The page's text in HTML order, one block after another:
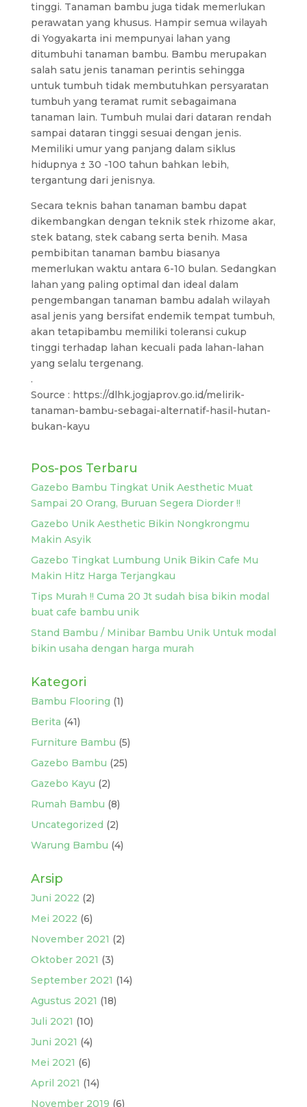
tinggi. Tanaman bambu juga tidak memerlukan
perawatan yang khusus. Hampir semua wilayah
di Yogyakarta ini mempunyai lahan yang
ditumbuhi tanaman bambu. Bambu merupakan
salah satu jenis tanaman perintis sehingga
untuk tumbuh tidak membutuhkan persyaratan
tumbuh yang teramat rumit sebagaimana
tanaman lain. Tumbuh mulai dari dataran rendah
sampai dataran tinggi sesuai dengan jenis.
Memiliki umur yang panjang dalam siklus
hidupnya ± 30 -100 tahun bahkan lebih,
tergantung dari jenisnya.
Secara teknis bahan tanaman bambu dapat
dikembangkan dengan teknik stek rhizome akar,
stek batang, stek cabang serta benih. Masa
pembibitan tanaman bambu biasanya
memerlukan waktu antara 6-10 bulan. Sedangkan
lahan yang paling optimal dan ideal dalam
pengembangan tanaman bambu adalah wilayah
asal jenis yang bersifat endemik tempat tumbuh,
akan tetapibambu memiliki toleransi cukup
tinggi terhadap lahan kecuali pada lahan-lahan
yang selalu tergenang.
.
Source : https://dlhk.jogjaprov.go.id/melirik-
tanaman-bambu-sebagai-alternatif-hasil-hutan-
bukan-kayu
Pos-pos Terbaru
Gazebo Bambu Tingkat Unik Aesthetic Muat
Sampai 20 Orang, Buruan Segera Diorder !!
Gazebo Unik Aesthetic Bikin Nongkrongmu
Makin Asyik
Gazebo Tingkat Lumbung Unik Bikin Cafe Mu
Makin Hitz Harga Terjangkau
Tips Murah !! Cuma 20 Jt sudah bisa bikin modal
buat cafe bambu unik
Stand Bambu / Minibar Bambu Unik Untuk modal
bikin usaha dengan harga murah
Kategori
Bambu Flooring (1)
Berita (41)
Furniture Bambu (5)
Gazebo Bambu (25)
Gazebo Kayu (2)
Rumah Bambu (8)
Uncategorized (2)
Warung Bambu (4)
Arsip
Juni 2022 (2)
Mei 2022 (6)
November 2021 (2)
Oktober 2021 (3)
September 2021 (14)
Agustus 2021 (18)
Juli 2021 (10)
Juni 2021 (4)
Mei 2021 (6)
April 2021 (14)
November 2019 (6)